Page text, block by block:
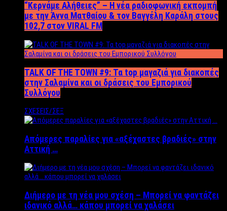
“Kερνάμε Αλήθειες” – Η νέα ραδιοφωνική εκπομπή
με την Άννα Ματθαίου & τον Βαγγέλη Καράλη στους
102,7 στον VIRAL FM
TALK OF THE TOWN #9: Τα top μαγαζιά για διακοπές
στην Σαλαμίνα και οι δράσεις του Εμπορικού
Συλλόγου
ΣΧΕΣΕΙΣ/ΣΕΞ
Απόμερες παραλίες για «αξέχαστες βραδιές» στην
Αττική …
Διήμερο με τη νέα μου σχέση – Μπορεί να φαντάζει
ιδανικό αλλά… κάπου μπορεί να χαλάσει